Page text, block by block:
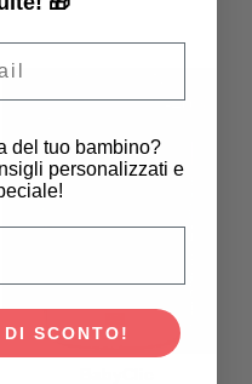
-40%
del tuo bambino?
personalizzati e
SCONTO!